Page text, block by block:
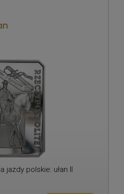
jazdy polskie: ułan II